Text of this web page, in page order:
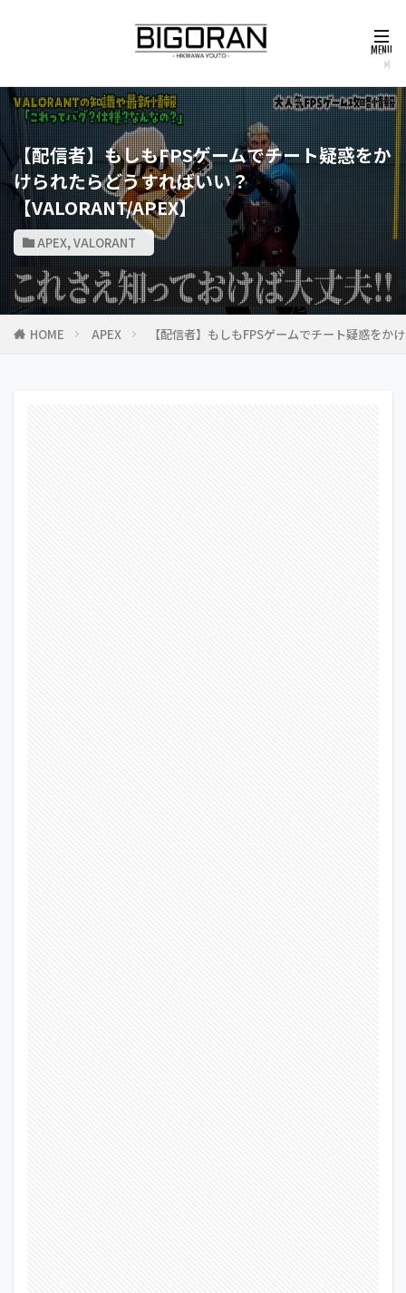
【配信者】もしもFPSゲームでチート疑惑をか
けられたらどうすればいい？
【VALORANT/APEX】
APEX,VALORANT
HOME APEX 【配信者】もしもFPSゲームでチート疑惑をか